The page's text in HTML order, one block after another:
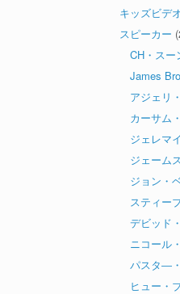
キッズビデ
スピーカー
CH・スー
James
アジェリ
カーサム
ジェレマ
ジェーム
ジョン・
スティー
デビッド
ニコール
パスタ―
ヒュー・